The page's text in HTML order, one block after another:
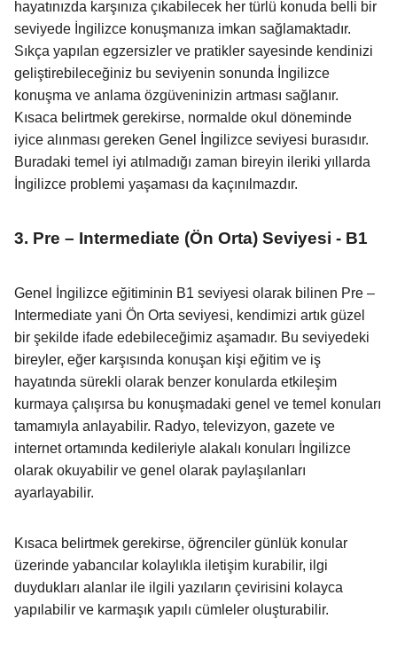
hayatınızda karşınıza çıkabilecek her türlü konuda belli bir
seviyede İngilizce konuşmanıza imkan sağlamaktadır.
Sıkça yapılan egzersizler ve pratikler sayesinde kendinizi
geliştirebileceğiniz bu seviyenin sonunda İngilizce
konuşma ve anlama özgüveninizin artması sağlanır.
Kısaca belirtmek gerekirse, normalde okul döneminde
iyice alınması gereken Genel İngilizce seviyesi burasıdır.
Buradaki temel iyi atılmadığı zaman bireyin ileriki yıllarda
İngilizce problemi yaşaması da kaçınılmazdır.
3. Pre – Intermediate (Ön Orta) Seviyesi - B1
Genel İngilizce eğitiminin B1 seviyesi olarak bilinen Pre –
Intermediate yani Ön Orta seviyesi, kendimizi artık güzel
bir şekilde ifade edebileceğimiz aşamadır. Bu seviyedeki
bireyler, eğer karşısında konuşan kişi eğitim ve iş
hayatında sürekli olarak benzer konularda etkileşim
kurmaya çalışırsa bu konuşmadaki genel ve temel konuları
tamamıyla anlayabilir. Radyo, televizyon, gazete ve
internet ortamında kedileriyle alakalı konuları İngilizce
olarak okuyabilir ve genel olarak paylaşılanları
ayarlayabilir.
Kısaca belirtmek gerekirse, öğrenciler günlük konular
üzerinde yabancılar kolaylıkla iletişim kurabilir, ilgi
duydukları alanlar ile ilgili yazıların çevirisini kolayca
yapılabilir ve karmaşık yapılı cümleler oluşturabilir.